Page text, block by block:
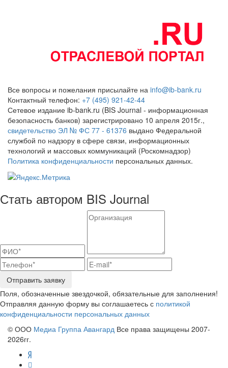
Все вопросы и пожелания присылайте на info@ib-bank.ru
Контактный телефон: +7 (495) 921-42-44
Сетевое издание ib-bank.ru (BIS Journal - информационная
безопасность банков) зарегистрировано 10 апреля 2015г.,
свидетельство ЭЛ № ФС 77 - 61376 выдано Федеральной
службой по надзору в сфере связи, информационных
технологий и массовых коммуникаций (Роскомнадзор)
Политика конфиденциальности персональных данных.
Стать автором BIS Journal
Отправить заявку
Поля, обозначенные звездочкой, обязательные для заполнения!
Отправляя данную форму вы соглашаетесь с политикой
конфиденциальности персональных данных
© ООО Медиа Группа Авангард Все права защищены 2007-
2026гг.